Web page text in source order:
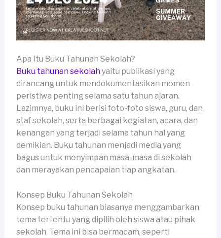
Apa Itu Buku Tahunan Sekolah?
Buku tahunan sekolahyaitu publikasi yang
dirancang untuk mendokumentasikan momen-
peristiwa penting selama satu tahun ajaran.
Lazimnya, buku ini berisi foto-foto siswa, guru, dan
staf sekolah, serta berbagai kegiatan, acara, dan
kenangan yang terjadi selama tahun hal yang
demikian. Buku tahunan menjadi media yang
bagus untuk menyimpan masa-masa di sekolah
dan merayakan pencapaian tiap angkatan.
Konsep Buku Tahunan Sekolah
Konsep buku tahunan biasanya menggambarkan
tema tertentu yang dipilih oleh siswa atau pihak
sekolah. Tema ini bisa bermacam, seperti